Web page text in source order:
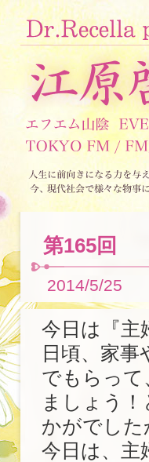
第165回
2014/5/25
今日は『主
日頃、家
でもらっ
ましょう
かがでした
今日は、主